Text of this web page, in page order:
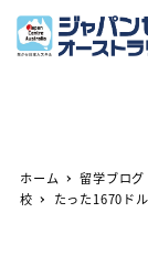
ホーム 留学ブログ
校
たった1670ド